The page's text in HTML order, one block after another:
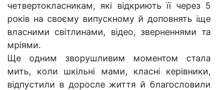
четвертокласникам, які відкриють її через 5
років на своєму випускному й доповнять іще
власними світлинами, відео, зверненнями та
мріями.
Ще одним зворушливим моментом стала
мить, коли шкільні мами, класні керівники,
відпустили в доросле життя й благословили